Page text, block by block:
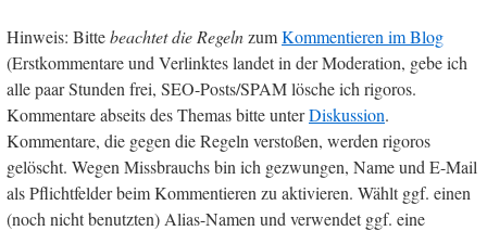
Hinweis: Bittebeachtet die RegelnzumKommentieren im Blog
(Erstkommentare und Verlinktes landet in der Moderation, gebe ich
alle paar Stunden frei, SEO-Posts/SPAM lösche ich rigoros.
Kommentare abseits des Themas bitte unterDiskussion.
Kommentare, die gegen die Regeln verstoßen, werden rigoros
gelöscht. Wegen Missbrauchs bin ich gezwungen, Name und E-Mail
als Pflichtfelder beim Kommentieren zu aktivieren. Wählt ggf. einen
(noch nicht benutzten) Alias-Namen und verwendet ggf. eine